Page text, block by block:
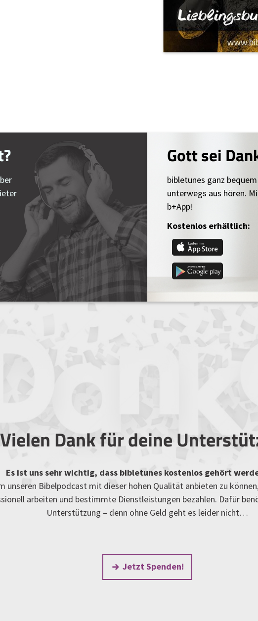
Gott sei
bibletunes ganz
unterwegs aus hören.
b+App!
Kostenlos erhältlich:
Vielen Dank für deine
Es ist uns sehr wichtig, dass bibletunes kostenlos gehört
unseren Bibelpodcast mit dieser hohen Qualität anbieten zu
arbeiten und bestimmte Dienstleistungen bezahlen. Dafür
Unterstützung – denn ohne Geld geht es leider nicht…
Jetzt Spenden!